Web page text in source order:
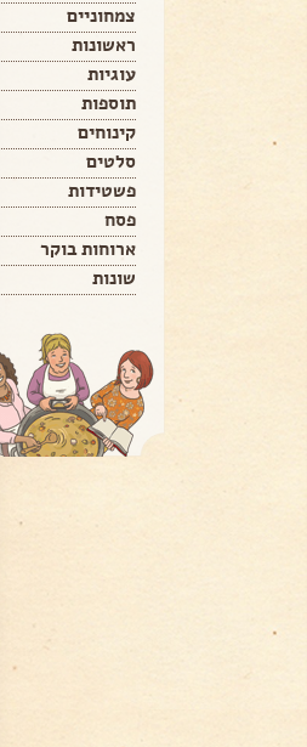
צמחוניים
ראשונות
עוגיות
תוספות
קינוחים
סלטים
פשטידות
פסח
ארוחות בוקר
שונות